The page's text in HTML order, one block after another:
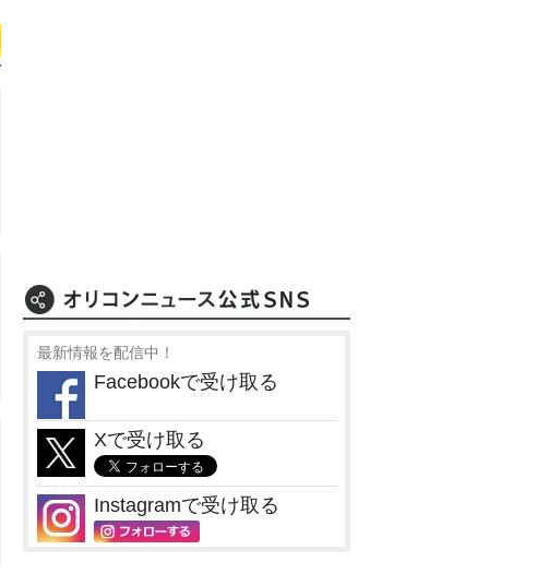
最新情報を配信中！
Facebookで受け取る
Xで受け取る
Instagramで受け取る